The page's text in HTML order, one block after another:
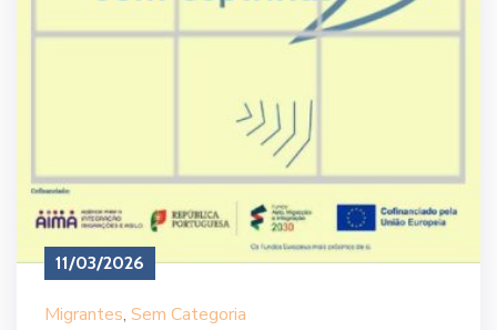
11/03/2026
Migrantes‚ Sem Categoria